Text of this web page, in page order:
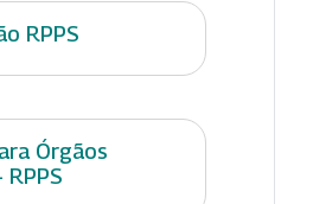
RPPS
Órgãos
RPPS